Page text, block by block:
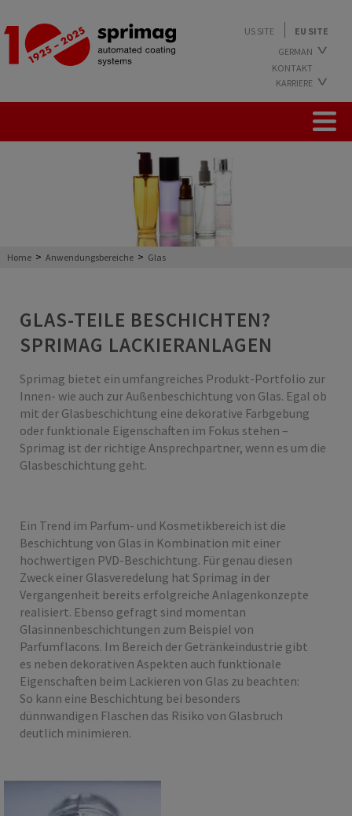
US SITE
EU SITE
GERMAN
ENGLISH
KONTAKT
KARRIERE
ARBEITEN BEI SPRIMAG
STUDIUM BEI SPRIMAG
Home > Anwendungsbereiche > Glas
GLAS-TEILE BESCHICHTEN?
SPRIMAG LACKIERANLAGEN
Sprimag bietet ein umfangreiches Produkt-Portfolio zur
Innen- wie auch zur Außenbeschichtung von Glas. Egal ob
mit der Glasbeschichtung eine dekorative Farbgebung
oder funktionale Eigenschaften im Fokus stehen –
Sprimag ist der richtige Ansprechpartner, wenn es um die
Glasbeschichtung geht.
Ein Trend im Parfum- und Kosmetikbereich ist die
Beschichtung von Glas in Kombination mit einer
hochwertigen PVD-Beschichtung. Für genau diesen
Zweck einer Glasveredelung hat Sprimag in der
Vergangenheit bereits erfolgreiche Anlagenkonzepte
realisiert. Ebenso gefragt sind momentan
Glasinnenbeschichtungen zum Beispiel von
Parfumflacons. Im Bereich der Getränkeindustrie gibt
es neben dekorativen Aspekten auch funktionale
Eigenschaften beim Lackieren von Glas zu beachten:
So kann eine Beschichtung bei besonders
dünnwandigen Flaschen das Risiko von Glasbruch
deutlich minimieren.